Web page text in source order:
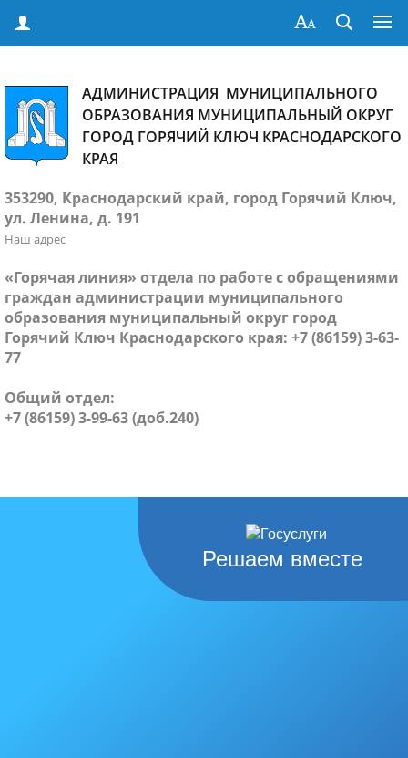
АДМИНИСТРАЦИЯ МУНИЦИПАЛЬНОГО
ОБРАЗОВАНИЯ МУНИЦИПАЛЬНЫЙ ОКРУГ
ГОРОД ГОРЯЧИЙ КЛЮЧ КРАСНОДАРСКОГО
КРАЯ
353290, Краснодарский край, город Горячий Ключ,
ул. Ленина, д. 191
Наш адрес
«Горячая линия» отдела по работе с обращениями
граждан администрации муниципального
образования муниципальный округ город
Горячий Ключ Краснодарского края: +7 (86159) 3-63-
77
Общий отдел:
+7 (86159) 3-99-63 (доб.240)
Решаем вместе